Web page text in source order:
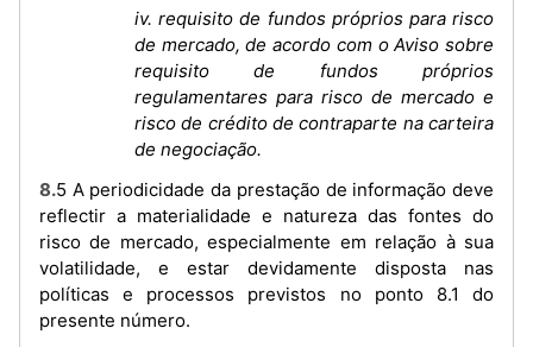
iv. requisito de fundos próprios para risco
de mercado, de acordo com o Aviso sobre
requisito de fundos próprios
regulamentares para risco de mercado e
risco de crédito de contraparte na carteira
de negociação.
8.5 A periodicidade da prestação de informação deve
reflectir a materialidade e natureza das fontes do
risco de mercado, especialmente em relação à sua
volatilidade, e estar devidamente disposta nas
políticas e processos previstos no ponto 8.1 do
presente número.